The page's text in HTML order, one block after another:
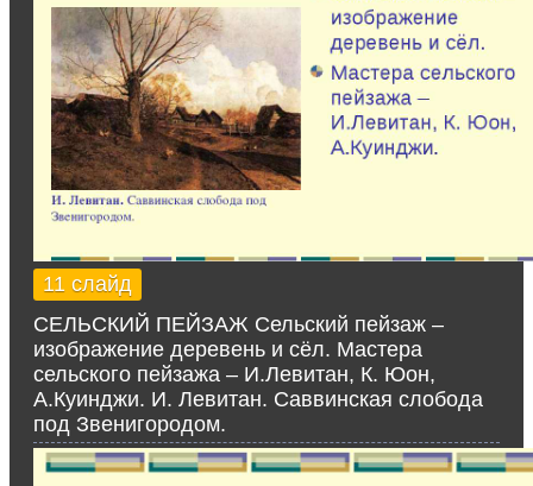
11 слайд
СЕЛЬСКИЙ ПЕЙЗАЖ Сельский пейзаж –
изображение деревень и сёл. Мастера
сельского пейзажа – И.Левитан, К. Юон,
А.Куинджи. И. Левитан. Саввинская слобода
под Звенигородом.